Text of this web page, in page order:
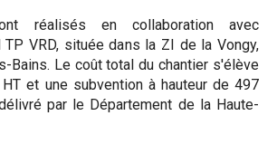
réalisés en collaboration avec
VRD, située dans la ZI de la Vongy,
Bains. Le coût total du chantier s'élève
et une subvention à hauteur de 497
par le Département de la Haute-